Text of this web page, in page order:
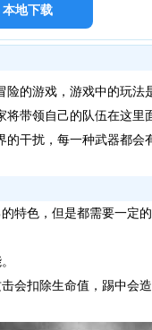
本地下载
的游戏，游戏中的玩法
带领自己的队伍在这里
干扰，每一种武器都会
特色，但是都需要一定
会扣除生命值，踢中会